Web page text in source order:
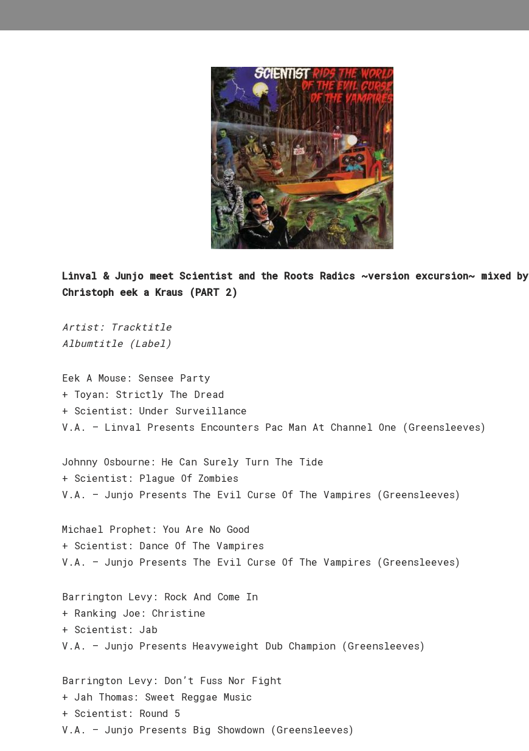
Linval & Junjo meet Scientist and the Roots Radics ~version excursion~ mixed by
Christoph eek a Kraus (PART 2)
Artist: Tracktitle
Albumtitle (Label)
Eek A Mouse: Sensee Party
+ Toyan: Strictly The Dread
+ Scientist: Under Surveillance
V.A. – Linval Presents Encounters Pac Man At Channel One (Greensleeves)
Johnny Osbourne: He Can Surely Turn The Tide
+ Scientist: Plague Of Zombies
V.A. – Junjo Presents The Evil Curse Of The Vampires (Greensleeves)
Michael Prophet: You Are No Good
+ Scientist: Dance Of The Vampires
V.A. – Junjo Presents The Evil Curse Of The Vampires (Greensleeves)
Barrington Levy: Rock And Come In
+ Ranking Joe: Christine
+ Scientist: Jab
V.A. – Junjo Presents Heavyweight Dub Champion (Greensleeves)
Barrington Levy: Don’t Fuss Nor Fight
+ Jah Thomas: Sweet Reggae Music
+ Scientist: Round 5
V.A. – Junjo Presents Big Showdown (Greensleeves)